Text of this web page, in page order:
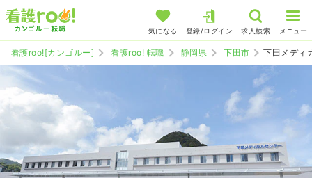
気になる 登録/ログイン 求人検索 メニュー
看護roo![カンゴルー] 看護roo! 転職 静岡県 下田市 下田メディ